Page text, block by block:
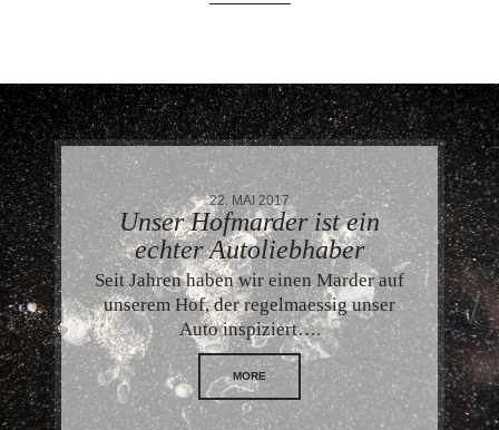
22. MAI 2017
Unser Hofmarder ist ein
echter Autoliebhaber
Seit Jahren haben wir einen Marder auf
unserem Hof, der regelmaessig unser
Auto inspiziert….
MORE